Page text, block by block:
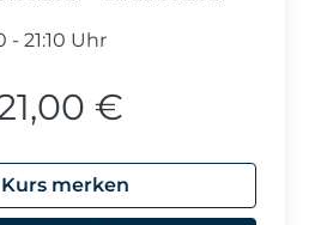
- 21:10 Uhr
€
merken